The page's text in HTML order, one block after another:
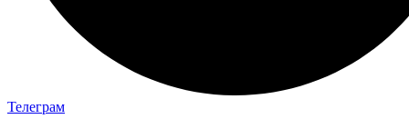
Телеграм